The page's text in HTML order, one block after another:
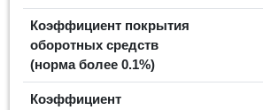
Коэффициент покрытия
оборотных средств
(норма более 0.1%)
Коэффициент